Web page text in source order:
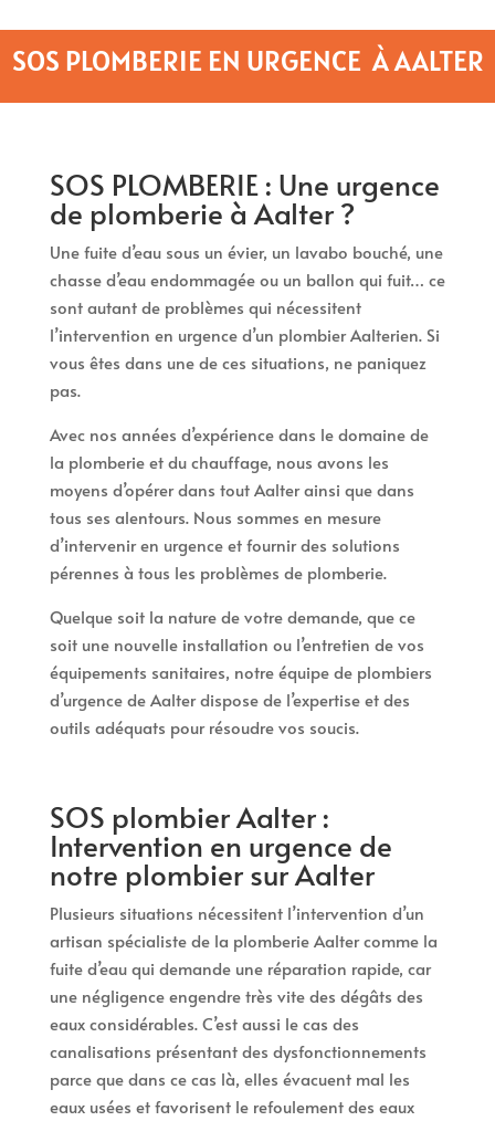
SOS PLOMBERIE EN URGENCE À AALTER
SOS PLOMBERIE : Une urgence
de plomberie à Aalter ?
Une fuite d’eau sous un évier, un lavabo bouché, une
chasse d’eau endommagée ou un ballon qui fuit… ce
sont autant de problèmes qui nécessitent
l’intervention en urgence d’un plombier Aalterien. Si
vous êtes dans une de ces situations, ne paniquez
pas.
Avec nos années d’expérience dans le domaine de
la plomberie et du chauffage, nous avons les
moyens d’opérer dans tout Aalter ainsi que dans
tous ses alentours. Nous sommes en mesure
d’intervenir en urgence et fournir des solutions
pérennes à tous les problèmes de plomberie.
Quelque soit la nature de votre demande, que ce
soit une nouvelle installation ou l’entretien de vos
équipements sanitaires, notre équipe de plombiers
d’urgence de Aalter dispose de l’expertise et des
outils adéquats pour résoudre vos soucis.
SOS plombier Aalter :
Intervention en urgence de
notre plombier sur Aalter
Plusieurs situations nécessitent l’intervention d’un
artisan spécialiste de la plomberie Aalter comme la
fuite d’eau qui demande une réparation rapide, car
une négligence engendre très vite des dégâts des
eaux considérables. C’est aussi le cas des
canalisations présentant des dysfonctionnements
parce que dans ce cas là, elles évacuent mal les
eaux usées et favorisent le refoulement des eaux